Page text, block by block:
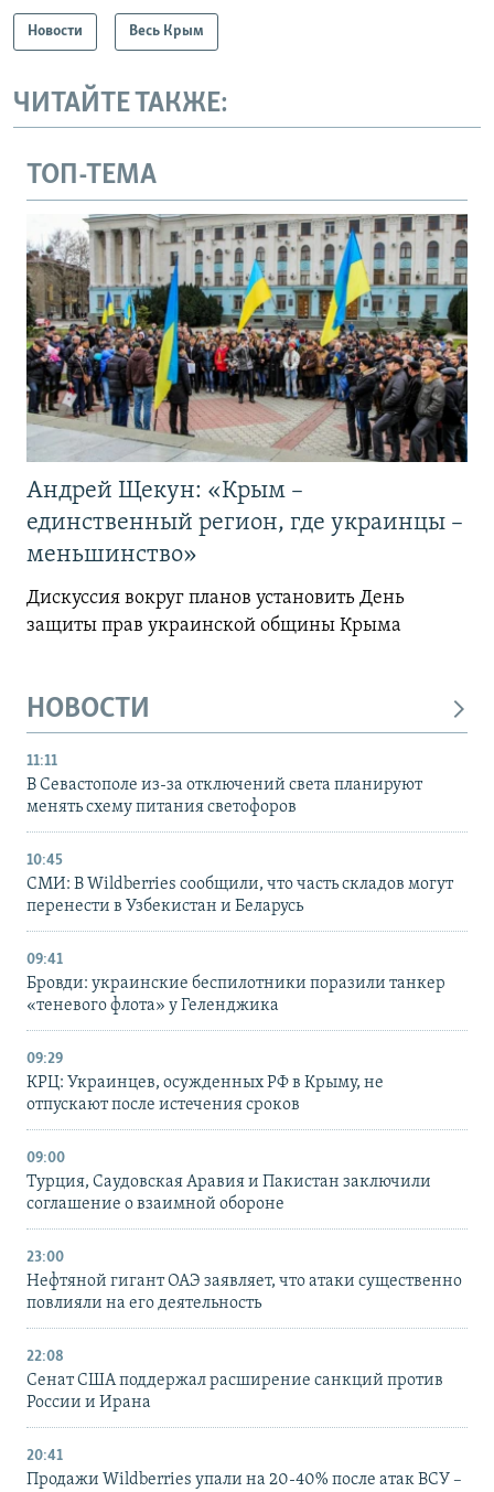
Новости Весь Крым
ЧИТАЙТЕ ТАКЖЕ:
ТОП-ТЕМА
Андрей Щекун: «Крым –
единственный регион, где украинцы –
меньшинство»
Дискуссия вокруг планов установить День
защиты прав украинской общины Крыма
НОВОСТИ
11:11
В Севастополе из-за отключений света планируют
менять схему питания светофоров
10:45
СМИ: В Wildberries сообщили, что часть складов могут
перенести в Узбекистан и Беларусь
09:41
Бровди: украинские беспилотники поразили танкер
«теневого флота» у Геленджика
09:29
КРЦ: Украинцев, осужденных РФ в Крыму, не
отпускают после истечения сроков
09:00
Турция, Саудовская Аравия и Пакистан заключили
соглашение о взаимной обороне
23:00
Нефтяной гигант ОАЭ заявляет, что атаки существенно
повлияли на его деятельность
22:08
Сенат США поддержал расширение санкций против
России и Ирана
20:41
Продажи Wildberries упали на 20-40% после атак ВСУ –